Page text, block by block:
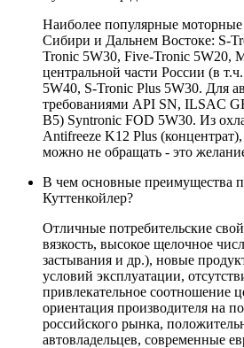
Наиболее популярные моторные
Сибири и Дальнем Востоке: S-
Tronic 5W30, Five-Tronic 5W20,
центральной части России (в
5W40, S-Tronic Plus 5W30. Для
требованиями API SN, ILSAC
В5) Syntronic FOD 5W30. Из
Antifreeze K12 Plus
можно не обращать - это
В чем основные преимущества
Куттенкойлер?
Отличные потребительские
вязкость, высокое щелочное
застывания и др.), новые
условий эксплуатации,
привлекательное соотношение
ориентация производителя на
российского рынка,
автовладельцев, современные